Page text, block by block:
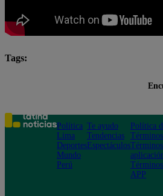
Tags:
Política
Lima
Deportes
Mundo
Perú
Te ayudo
Tendencias
Espectáculos
Política
Términos
APP